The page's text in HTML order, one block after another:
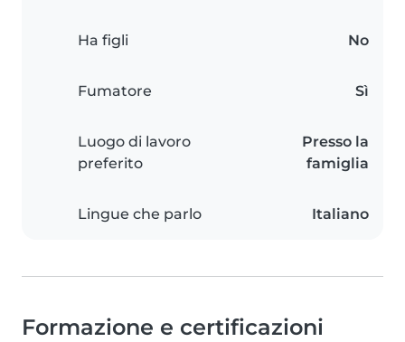
Ha figli No
Fumatore Sì
Luogo di lavoro
preferito
Presso la
famiglia
Lingue che parlo Italiano
Formazione e certificazioni